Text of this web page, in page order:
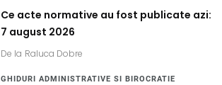
Ce acte normative au fost publicate azi:
7 august 2026
De la Raluca Dobre
GHIDURI ADMINISTRATIVE SI BIROCRATIE